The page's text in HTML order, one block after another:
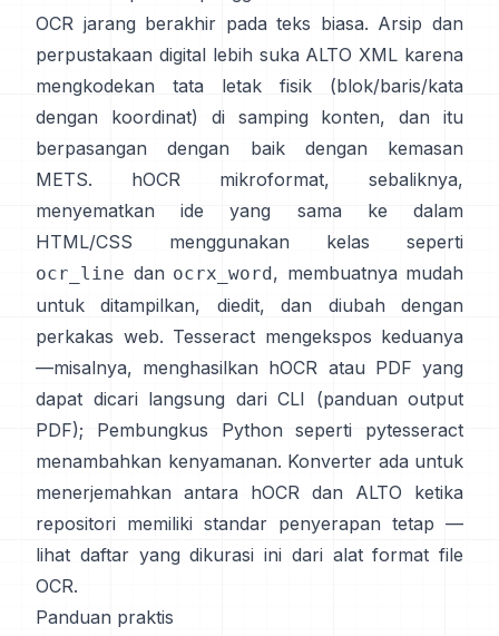
OCR jarang berakhir pada teks biasa. Arsip dan
perpustakaan digital lebih suka ALTO XML karena
mengkodekan tata letak fisik (blok/baris/kata
dengan koordinat) di samping konten, dan itu
berpasangan dengan baik dengan kemasan
METS.
hOCR
mikroformat, sebaliknya,
menyematkan ide yang sama ke dalam
HTML/CSS menggunakan kelas seperti
ocr_line dan ocrx_word, membuatnya mudah
untuk ditampilkan, diedit, dan diubah dengan
perkakas web. Tesseract mengekspos keduanya
—misalnya, menghasilkan hOCR atau PDF yang
dapat dicari langsung dari CLI (panduan output
PDF); Pembungkus Python seperti
pytesseract
menambahkan kenyamanan. Konverter ada untuk
menerjemahkan antara hOCR dan ALTO ketika
repositori memiliki standar penyerapan tetap —
lihat daftar yang dikurasi ini dari alat format file
OCR.
Panduan praktis